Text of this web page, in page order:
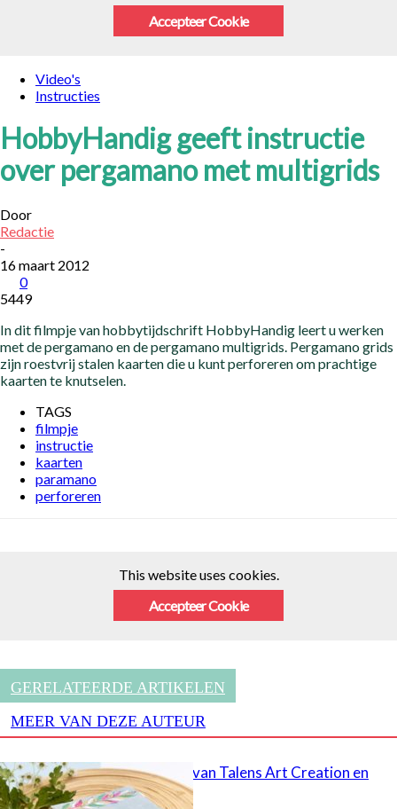
Accepteer Cookie
Video's
Instructies
HobbyHandig geeft instructie
over pergamano met multigrids
Door
Redactie
-
16 maart 2012
0
5449
In dit filmpje van hobbytijdschrift HobbyHandig leert u werken
met de pergamano en de pergamano multigrids. Pergamano grids
zijn roestvrij stalen kaarten die u kunt perforeren om prachtige
kaarten te knutselen.
TAGS
filmpje
instructie
kaarten
paramano
perforeren
This website uses cookies.
Accepteer Cookie
GERELATEERDE ARTIKELEN
MEER VAN DEZE AUTEUR
Schetsboeken van Talens Art Creation en
Sakura!